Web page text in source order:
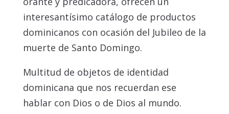
interesantísimo catálogo de productos
dominicanos con ocasión del Jubileo de la
muerte de Santo Domingo.
Multitud de objetos de identidad
dominicana que nos recuerdan ese
hablar con Dios o de Dios al mundo.